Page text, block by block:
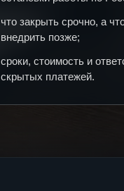
что закрыть срочно, а
внедрить позже;
сроки, стоимость и
скрытых платежей.